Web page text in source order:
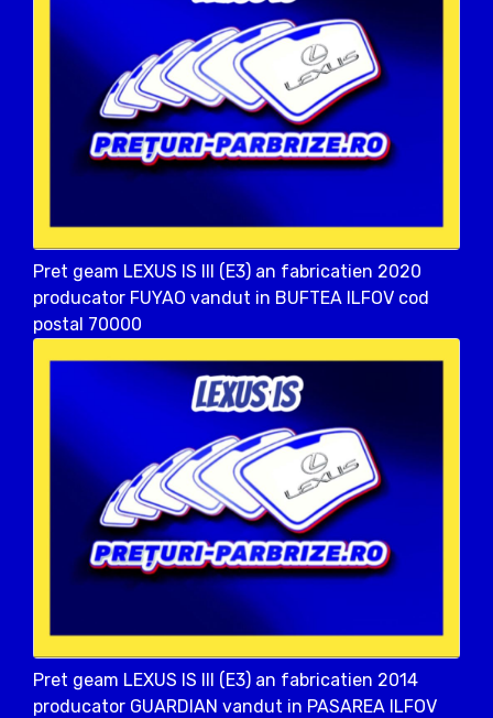
Pret geam LEXUS IS III (E3) an fabricatien 2020
producator FUYAO vandut in BUFTEA ILFOV cod
postal 70000
Pret geam LEXUS IS III (E3) an fabricatien 2014
producator GUARDIAN vandut in PASAREA ILFOV